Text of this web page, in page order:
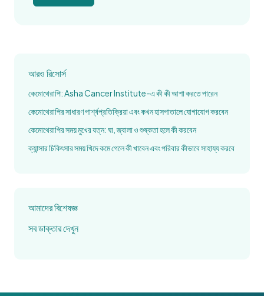
আরও রিসোর্স
কেমোথেরাপি: Asha Cancer Institute-এ কী কী আশা করতে পারেন
কেমোথেরাপির সাধারণ পার্শ্বপ্রতিক্রিয়া এবং কখন হাসপাতালে যোগাযোগ করবেন
কেমোথেরাপির সময় মুখের যত্ন: ঘা, জ্বালা ও শুষ্কতা হলে কী করবেন
ক্যান্সার চিকিৎসার সময় খিদে কমে গেলে কী খাবেন এবং পরিবার কীভাবে সাহায্য করবে
আমাদের বিশেষজ্ঞ
সব ডাক্তার দেখুন